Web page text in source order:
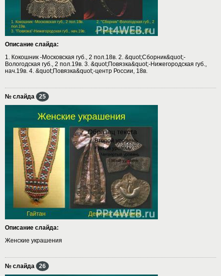
Описание слайда:
1. Кокошник -Московская губ., 2 пол.18в. 2. &quot;Сборник&quot;-
Вологодская губ., 2 пол.19в. 3. &quot;Повязка&quot;-Нижегородская губ.,
нач.19в. 4. &quot;Повязка&quot;-центр России, 18в.
№ слайда 25
Описание слайда:
Женские украшения
№ слайда 26